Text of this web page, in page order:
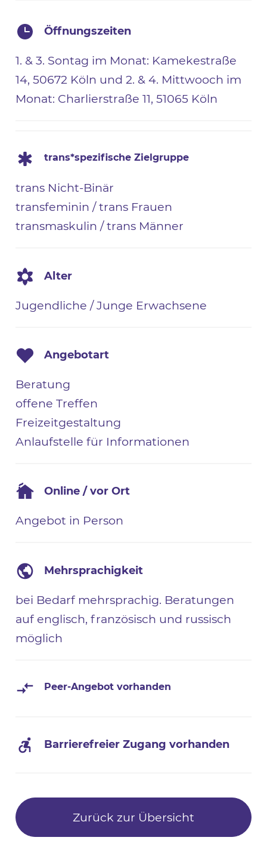
Öffnungszeiten
1. & 3. Sontag im Monat: Kamekestraße
14, 50672 Köln und 2. & 4. Mittwooch im
Monat: Charlierstraße 11, 51065 Köln
trans*spezifische Zielgruppe
trans Nicht-Binär
transfeminin / trans Frauen
transmaskulin / trans Männer
Alter
Jugendliche / Junge Erwachsene
Angebotart
Beratung
offene Treffen
Freizeitgestaltung
Anlaufstelle für Informationen
Online / vor Ort
Angebot in Person
Mehrsprachigkeit
bei Bedarf mehrsprachig. Beratungen
auf englisch, französisch und russisch
möglich
Peer-Angebot vorhanden
Barrierefreier Zugang vorhanden
Zurück zur Übersicht